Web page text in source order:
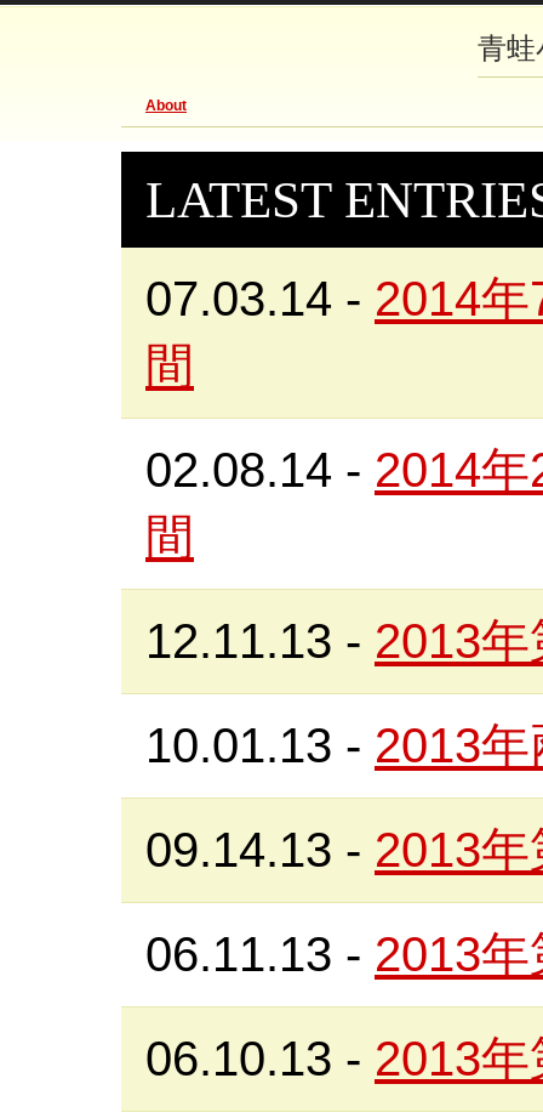
青蛙
About
LATEST
07.03.14 - 2014
間
02.08.14 - 2014
間
12.11.13 - 2013
10.01.13 - 2013
09.14.13 - 2013
06.11.13 - 2013
06.10.13 - 2013